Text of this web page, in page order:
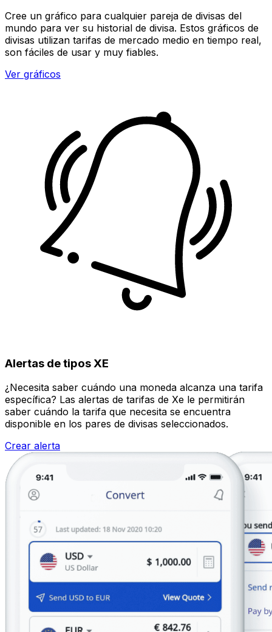
Cree un gráfico para cualquier pareja de divisas del
mundo para ver su historial de divisa. Estos gráficos de
divisas utilizan tarifas de mercado medio en tiempo real,
son fáciles de usar y muy fiables.
Ver gráficos
Alertas de tipos XE
¿Necesita saber cuándo una moneda alcanza una tarifa
específica? Las alertas de tarifas de Xe le permitirán
saber cuándo la tarifa que necesita se encuentra
disponible en los pares de divisas seleccionados.
Crear alerta